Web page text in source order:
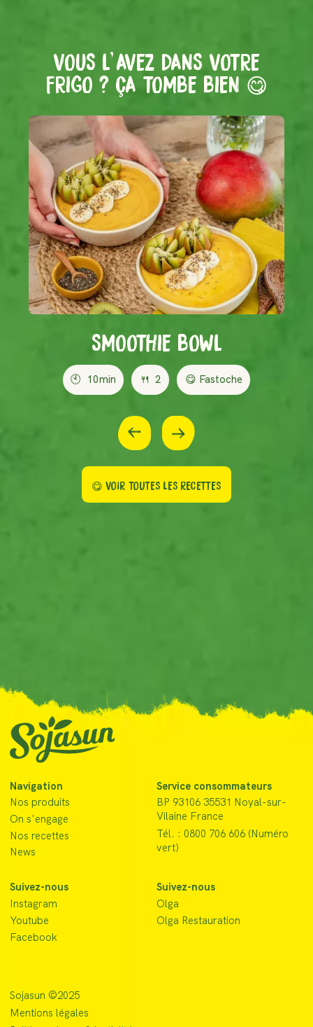
VOUS L'AVEZ DANS VOTRE
FRIGO ? ÇA TOMBE BIEN 😋
SMOOTHIE BOWL
🕙 10min 🍴 2 😋 Fastoche
😋 VOIR TOUTES LES RECETTES
Navigation
Nos produits
On s'engage
Nos recettes
News
Service consommateurs
BP 93106 35531 Noyal-sur-
Vilaine France
Tél. : 0800 706 606 (Numéro
vert)
Suivez-nous
Instagram
Youtube
Facebook
Suivez-nous
Olga
Olga Restauration
Sojasun ©2025
Mentions légales